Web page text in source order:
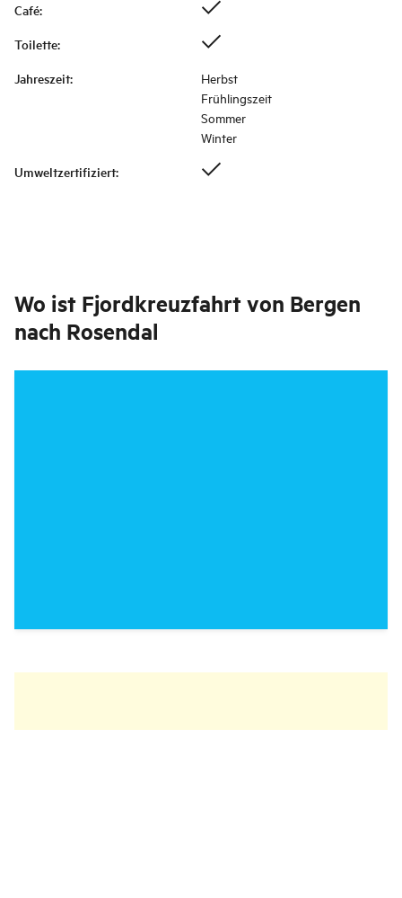
Café:
Toilette:
Jahreszeit:
Herbst
Frühlingszeit
Sommer
Winter
Umweltzertifiziert:
Wo ist Fjordkreuzfahrt von Bergen
nach Rosendal